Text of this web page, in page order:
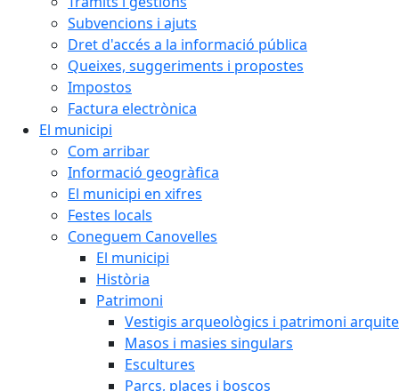
Subvencions i ajuts
Dret d'accés a la informació pública
Queixes, suggeriments i propostes
Impostos
Factura electrònica
El municipi
Com arribar
Informació geogràfica
El municipi en xifres
Festes locals
Coneguem Canovelles
El municipi
Història
Patrimoni
Vestigis arqueològics i patrimoni
Masos i masies singulars
Escultures
Parcs, places i boscos